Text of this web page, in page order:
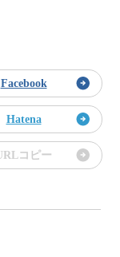
Facebook
Hatena
コピー